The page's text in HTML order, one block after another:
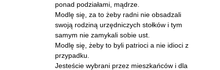
ponad podziałami, mądrze.
Modlę się, za to żeby radni nie obsadzali
swoją rodziną urzędniczych stołków i tym
samym nie zamykali sobie ust.
Modlę się, żeby to byli patrioci a nie idioci z
przypadku.
Jesteście wybrani przez mieszkańców i dla